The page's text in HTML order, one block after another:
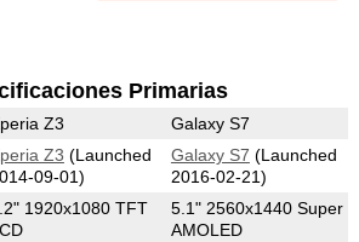
Primarias
Z3 Galaxy S7
Z3 (Launched
09-01)
Galaxy S7 (Launched
2016-02-21)
1920x1080 TFT
5.1" 2560x1440 Super
AMOLED